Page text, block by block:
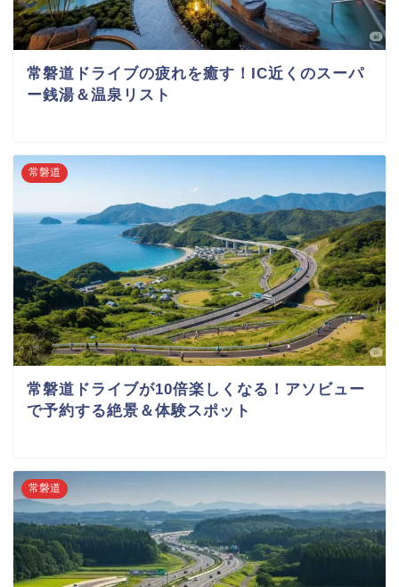
常磐道ドライブの疲れを癒す！IC近くのスーパ
ー銭湯＆温泉リスト
常磐道
常磐道ドライブが10倍楽しくなる！アソビュー
で予約する絶景＆体験スポット
常磐道